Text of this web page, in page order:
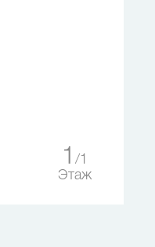
1
1
Этаж